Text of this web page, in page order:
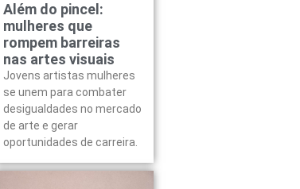
Além do pincel:
mulheres que
rompem barreiras
nas artes visuais
Jovens artistas mulheres
se unem para combater
desigualdades no mercado
de arte e gerar
oportunidades de carreira.